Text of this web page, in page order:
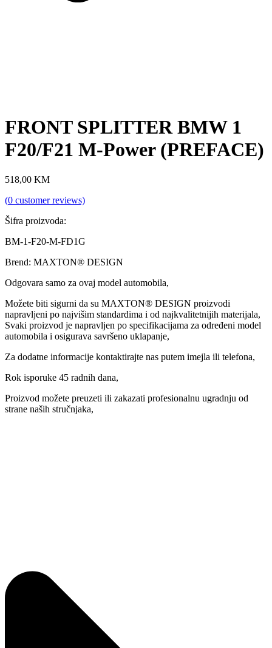
FRONT SPLITTER BMW 1
F20/F21 M-Power (PREFACE)
518,00 KM
(0 customer reviews)
Šifra proizvoda:
BM-1-F20-M-FD1G
Brend: MAXTON® DESIGN
Odgovara samo za ovaj model automobila,
Možete biti sigurni da su MAXTON® DESIGN proizvodi
napravljeni po najvišim standardima i od najkvalitetnijih materijala,
Svaki proizvod je napravljen po specifikacijama za određeni model
automobila i osigurava savršeno uklapanje,
Za dodatne informacije kontaktirajte nas putem imejla ili telefona,
Rok isporuke 45 radnih dana,
Proizvod možete preuzeti ili zakazati profesionalnu ugradnju od
strane naših stručnjaka,